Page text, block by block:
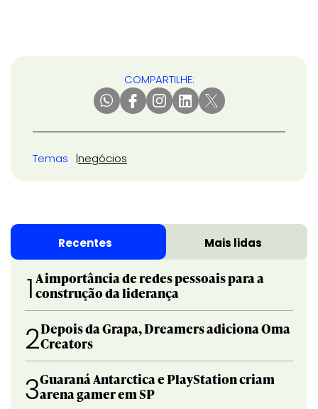
COMPARTILHE:
Temas negócios
Recentes Mais lidas
1 A importância de redes pessoais para a
construção da liderança
2Depois da Grapa, Dreamers adiciona Oma
Creators
3Guaraná Antarctica e PlayStation criam
arena gamer em SP